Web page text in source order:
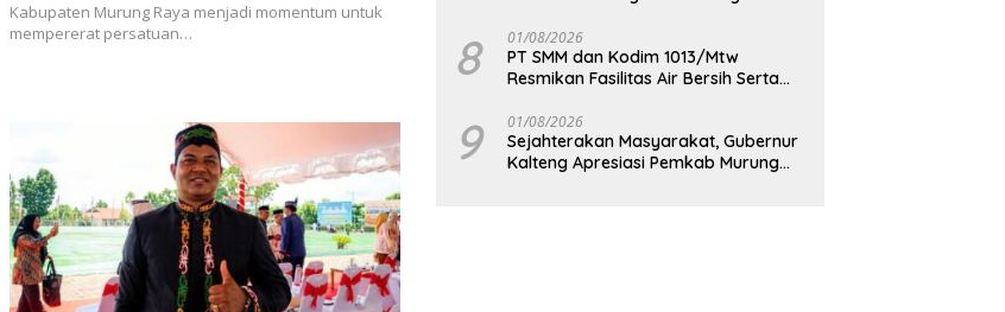
Kabupaten Murung Raya menjadi momentum untuk
mempererat persatuan…
8 01/08/2026
PT SMM dan Kodim 1013/Mtw
Resmikan Fasilitas Air Bersih Serta
Masyarakat
9 01/08/2026
Sejahterakan Masyarakat, Gubernur
Kalteng Apresiasi Pemkab Murung